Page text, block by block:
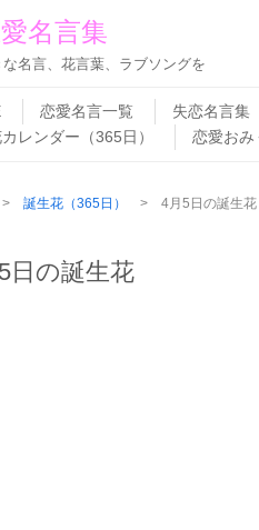
名言集
名言、花言葉、ラブソングを
恋愛名言一覧 失恋名言集
レンダー（365日）
恋愛おみ
誕生花（365日） > 4月5日の誕生花
日の誕生花